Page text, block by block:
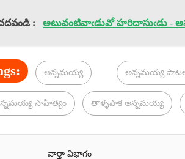
: అటువంటివాఁడువో హరిదాసుఁడు -
అన్నమయ్య అన్నమయ్య
సాహిత్యం తాళ్ళపాక అన్నమయ్య
వార్తా విభాగం